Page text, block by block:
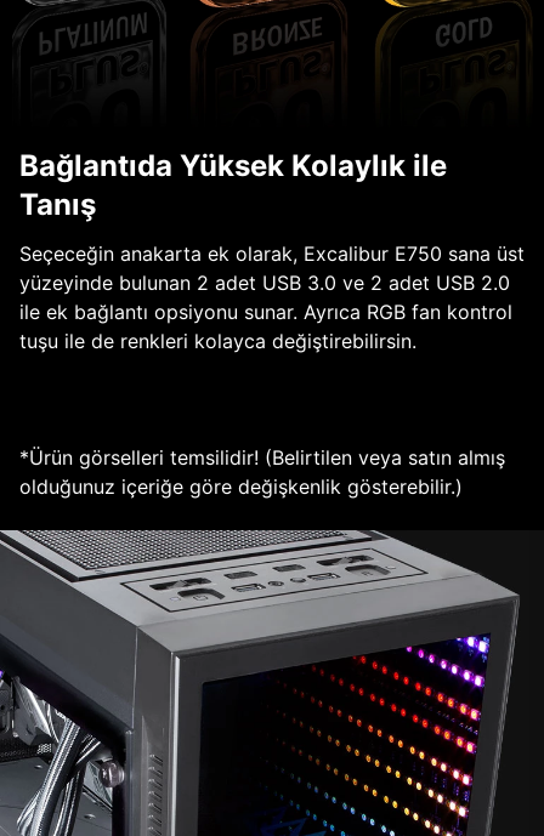
Bağlantıda Yüksek Kolaylık ile
Tanış
Seçeceğin anakarta ek olarak, Excalibur E750 sana üst
yüzeyinde bulunan 2 adet USB 3.0 ve 2 adet USB 2.0
ile ek bağlantı opsiyonu sunar. Ayrıca RGB fan kontrol
tuşu ile de renkleri kolayca değiştirebilirsin.
*Ürün görselleri temsilidir! (Belirtilen veya satın almış
olduğunuz içeriğe göre değişkenlik gösterebilir.)